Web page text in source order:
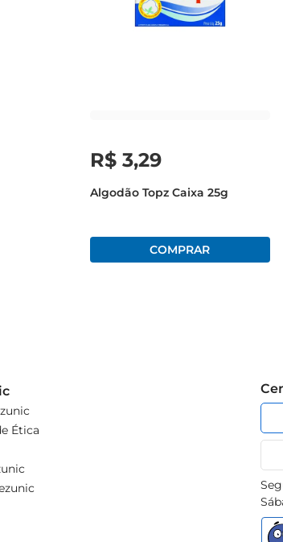
R$ 3,29
Algodão Topz Caixa 25g
Ética